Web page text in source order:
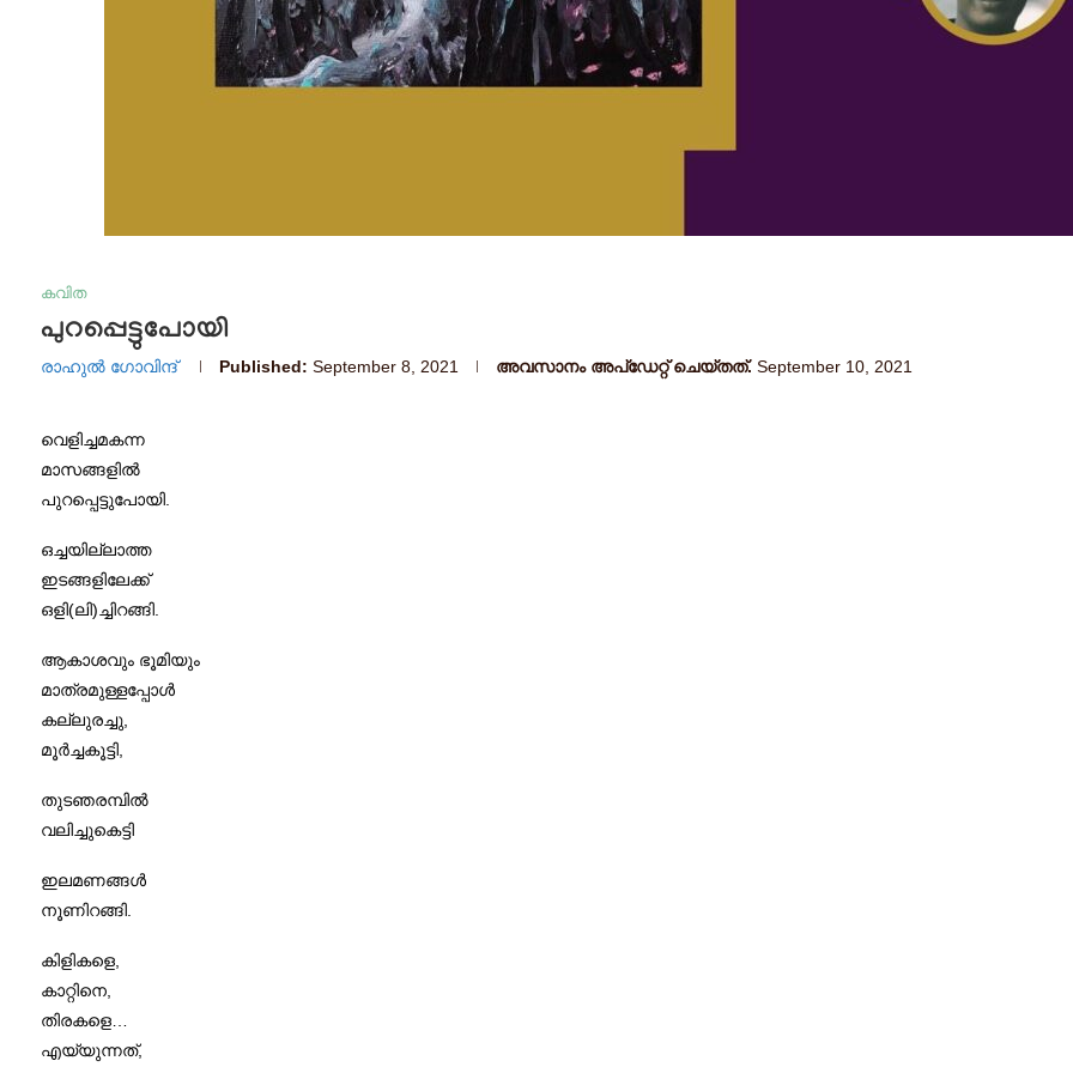
കവിത
പുറപ്പെട്ടുപോയി
രാഹുൽ ഗോവിന്ദ് Published: September 8, 2021 അവസാനം അപ്ഡേറ്റ് ചെയ്തത്. September 10, 2021
വെളിച്ചമകന്ന
മാസങ്ങളിൽ
പുറപ്പെട്ടുപോയി.
ഒച്ചയില്ലാത്ത
ഇടങ്ങളിലേക്ക്
ഒളി(ലി)ച്ചിറങ്ങി.
ആകാശവും ഭൂമിയും
മാത്രമുള്ളപ്പോൾ
കല്ലുരച്ചു,
മൂർച്ചകൂട്ടി,
തുടഞരമ്പിൽ
വലിച്ചുകെട്ടി
ഇലമണങ്ങൾ
നൂണിറങ്ങി.
കിളികളെ,
കാറ്റിനെ,
തിരകളെ…
എയ്യുന്നത്,